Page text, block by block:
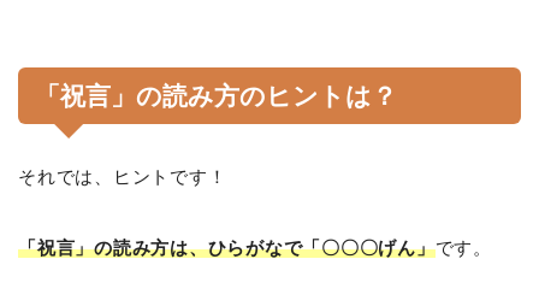
「祝言」の読み方のヒントは？
それでは、ヒントです！
「祝言」の読み方は、ひらがなで「〇〇〇げん」です。